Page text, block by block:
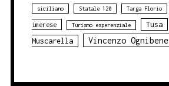
siciliano Statale 120 Targa Florio
imerese Turismo esperenziale Tusa
Muscarella
Vincenzo Ognibene